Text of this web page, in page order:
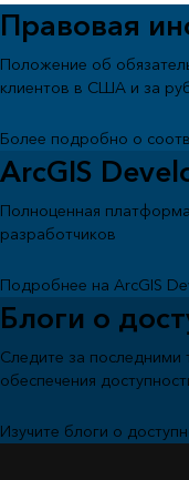
Правовая
Положение об
клиентов в США и за
Более подробно о
ArcGIS
Полноценная
разработчиков
Подробнее на ArcGIS
Блоги о
Следите за последними
обеспечения
Изучите блоги о